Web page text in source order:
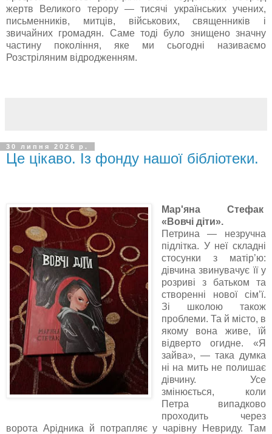
жертв Великого терору — тисячі українських учених,
письменників, митців, військових, священників і
звичайних громадян. Саме тоді було знищено значну
частину покоління, яке ми сьогодні називаємо
Розстріляним відродженням.
30 липня 2026 р.
Це цікаво. Із фонду нашої бібліотеки.
Мар'яна Стефак
«Вовчі діти».
Петрина — незручна
підлітка. У неї складні
стосунки з матір’ю:
дівчина звинувачує її у
розриві з батьком та
створенні нової сім’ї.
Зі школою також
проблеми. Та й місто, в
якому вона живе, їй
відверто огидне. «Я
зайва», — така думка
ні на мить не полишає
дівчину. Усе
змінюється, коли
Петра випадково
проходить через
ворота Арідника й потрапляє у чарівну Невриду. Там